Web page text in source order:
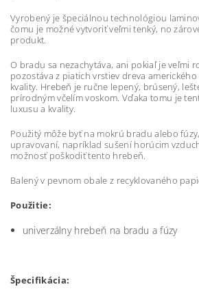
Vyrobený je špeciálnou technológiou
čomu je možné vytvoriť veľmi tenký, no
produkt.
O bradu sa nezachytáva, ani pokiaľ je veľmi
pozostáva z piatich vrstiev dreva
kvality. Hrebeň je ručne lepený, brúsený,
prírodným včelím voskom. Vďaka tomu je
luxusu a kvality.
Použitý môže byť na mokrú bradu alebo
upravovaní, napríklad sušení horúcim
možnosť poškodiť tento hrebeň.
Balený v pevnom obale z recyklovaného
Použitie:
univerzálny hrebeň na bradu a fúzy
Špecifikácia: